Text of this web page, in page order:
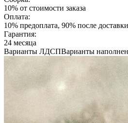
10% от стоимости заказа
Оплата:
10% предоплата, 90% после
Гарантия:
24 месяца
Варианты ЛДСПВарианты